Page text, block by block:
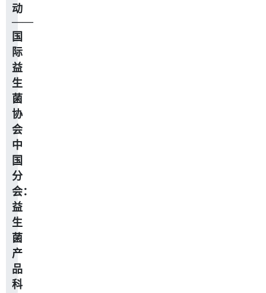
动
——
国
际
益
生
菌
协
会
中
国
分
会：
益
生
菌
产
品
科